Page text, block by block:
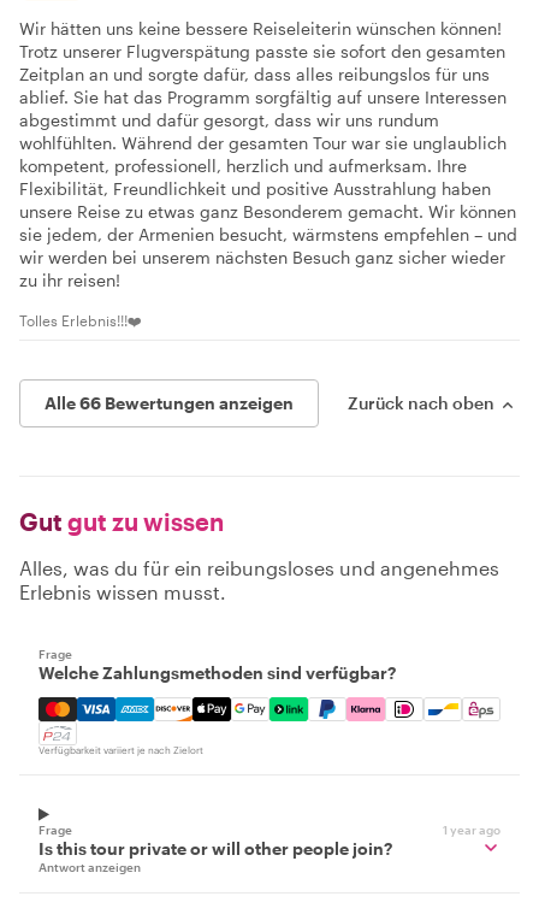
Wir hätten uns keine bessere Reiseleiterin wünschen können!
Trotz unserer Flugverspätung passte sie sofort den gesamten
Zeitplan an und sorgte dafür, dass alles reibungslos für uns
ablief. Sie hat das Programm sorgfältig auf unsere Interessen
abgestimmt und dafür gesorgt, dass wir uns rundum
wohlfühlten. Während der gesamten Tour war sie unglaublich
kompetent, professionell, herzlich und aufmerksam. Ihre
Flexibilität, Freundlichkeit und positive Ausstrahlung haben
unsere Reise zu etwas ganz Besonderem gemacht. Wir können
sie jedem, der Armenien besucht, wärmstens empfehlen – und
wir werden bei unserem nächsten Besuch ganz sicher wieder
zu ihr reisen!
Tolles Erlebnis!!!❤️
Alle 66 Bewertungen anzeigen Zurück nach oben
Gut gut zu wissen
Alles, was du für ein reibungsloses und angenehmes
Erlebnis wissen musst.
Frage
Welche Zahlungsmethoden sind verfügbar?
Mastercard, Visa, Amex, Discover, Apple Pay, Google
Verfügbarkeit variiert je nach Zielort
Frage 1 year ago
Is this tour private or will other people join?
Antwort anzeigen